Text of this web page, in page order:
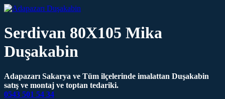
Serdivan 80X105 Mika
Duşakabin
Adapazarı Sakarya ve Tüm ilçelerinde imalattan Duşakabin
satış ve montaj ve toptan tedariki.
0543 501 54 34